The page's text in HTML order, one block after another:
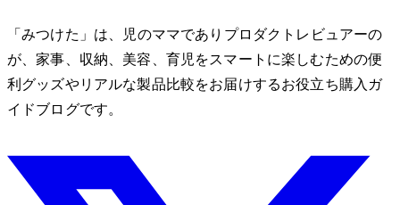
「みつけた」は、2児のママでありプロダクトレビュアーのMio
が、家事、収納、美容、育児をスマートに楽しむための便
利グッズやリアルな製品比較をお届けするお役立ち購入ガ
イドブログです。